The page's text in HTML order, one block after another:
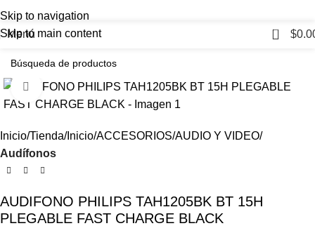
Skip to navigation
Skip to main content
Menú 0 $
Haga Click para agrandar
Inicio Tienda Inicio ACCESORIOS AUDIO Y VIDEO
Audífonos
AUDIFONO PHILIPS TAH1205BK BT 15H
PLEGABLE FAST CHARGE BLACK